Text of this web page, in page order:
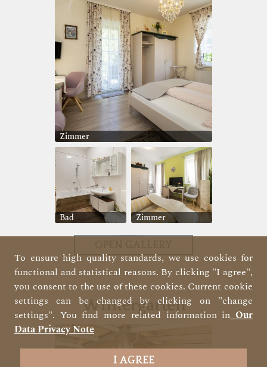
Zimmer
Bad Zimmer
Wintergarten
To ensure high quality standards, we use cookies for
functional and statistical reasons. By clicking "I agree",
you consent to the use of these cookies. Current cookie
settings can be changed by clicking on "change
settings". You find more related information inOur
Data Privacy Note
I AGREE